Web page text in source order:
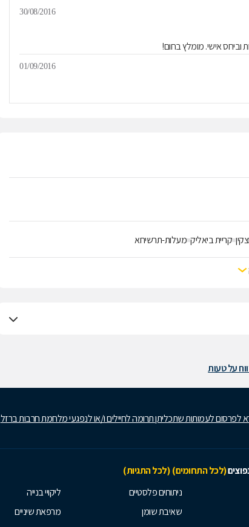
30/08/2016
וביחס אישי. מומלץ בחום!
01/09/2016
קריית ביאליק מעלות-תרשיחא
על טעות
לפרסום לעמותות שתכליתן תרומה לחיילים ו/או לנפגעי מלחמת חרבות ברזל
(לכל התחומים) (לכל התגיות)
ניתוחים פלסטיים
שאיבת שומן
ליקויי בנייה
מרפאת שיניים